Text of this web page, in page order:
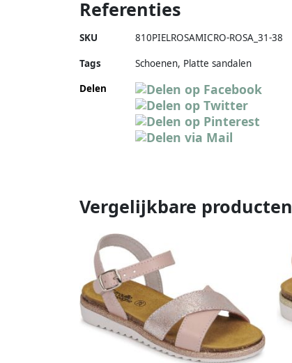
Referenties
SKU 810PIELROSAMICRO-ROSA_31-38
Tags
Schoenen, Platte sandalen
Delen
Vergelijkbare producten